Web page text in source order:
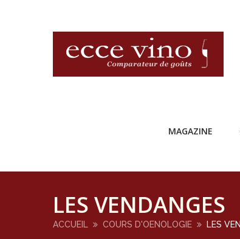
MAGAZINE
LES VENDANGES
ACCUEIL COURS D'OENOLOGIE LES